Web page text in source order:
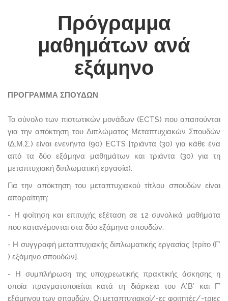
Πρόγραμμα
μαθημάτων ανά
εξάμηνο
ΠΡΟΓΡΑΜΜΑ ΣΠΟΥΔΩΝ
Το σύνολο των πιστωτικών μονάδων (ECTS) που απαιτούνται
για την απόκτηση του Διπλώματος Μεταπτυχιακών Σπουδών
(Δ.Μ.Σ.) είναι ενενήντα (90) ECTS [τριάντα (30) για κάθε ένα
από τα δύο εξάμηνα μαθημάτων και τριάντα (30) για τη
μεταπτυχιακή διπλωματική εργασία).
Για την απόκτηση του μεταπτυχιακού τίτλου σπουδών είναι
απαραίτητη:
- Η φοίτηση και επιτυχής εξέταση σε 12 συνολικά μαθήματα
που κατανέμονται στα δύο εξάμηνα σπουδών.
- Η συγγραφή μεταπτυχιακής διπλωματικής εργασίας [τρίτο (Γ’
) εξάμηνο σπουδών].
- Η συμπλήρωση της υποχρεωτικής πρακτικής άσκησης η
οποία πραγματοποιείται κατά τη διάρκεια του Α’,Β’ και Γ’
εξάμηνου των σπουδών. Οι μεταπτυχιακοί/-ες φοιτητές/-τριες